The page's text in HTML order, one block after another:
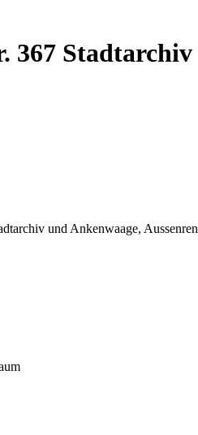
367
und Ankenwaage,